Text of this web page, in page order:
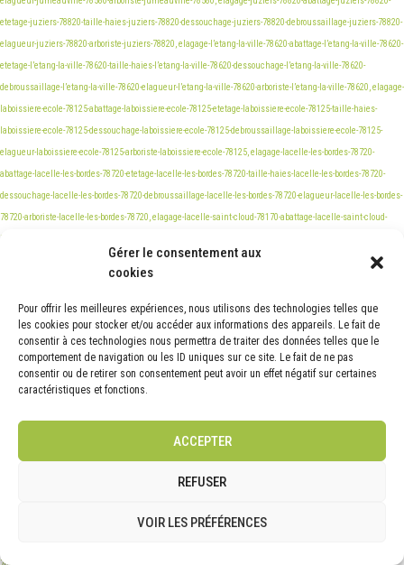
Gérer le consentement aux
cookies
Pour offrir les meilleures expériences, nous utilisons des technologies telles que
les cookies pour stocker et/ou accéder aux informations des appareils. Le fait de
consentir à ces technologies nous permettra de traiter des données telles que le
comportement de navigation ou les ID uniques sur ce site. Le fait de ne pas
consentir ou de retirer son consentement peut avoir un effet négatif sur certaines
caractéristiques et fonctions.
ACCEPTER
REFUSER
VOIR LES PRÉFÉRENCES